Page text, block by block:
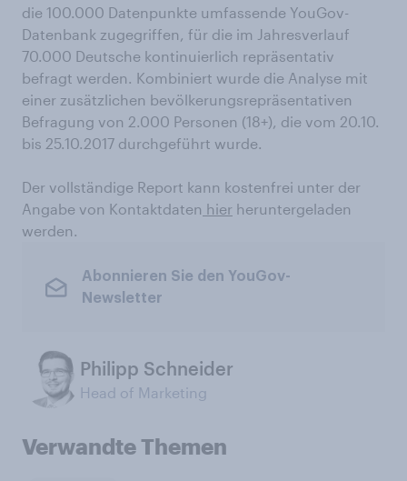
die 100.000 Datenpunkte umfassende YouGov-
Datenbank zugegriffen, für die im Jahresverlauf
70.000 Deutsche kontinuierlich repräsentativ
befragt werden. Kombiniert wurde die Analyse mit
einer zusätzlichen bevölkerungsrepräsentativen
Befragung von 2.000 Personen (18+), die vom 20.10.
bis 25.10.2017 durchgeführt wurde.
Der vollständige Report kann kostenfrei unter der
Angabe von Kontaktdaten hier heruntergeladen
werden.
Abonnieren Sie den YouGov-
Newsletter
Philipp Schneider
Head of Marketing
Verwandte Themen